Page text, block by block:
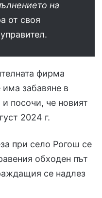
на
от своя
фирма
забавяне в
посочи, че новият
2024 г.
при село Рогош се
обходен път
се надлез